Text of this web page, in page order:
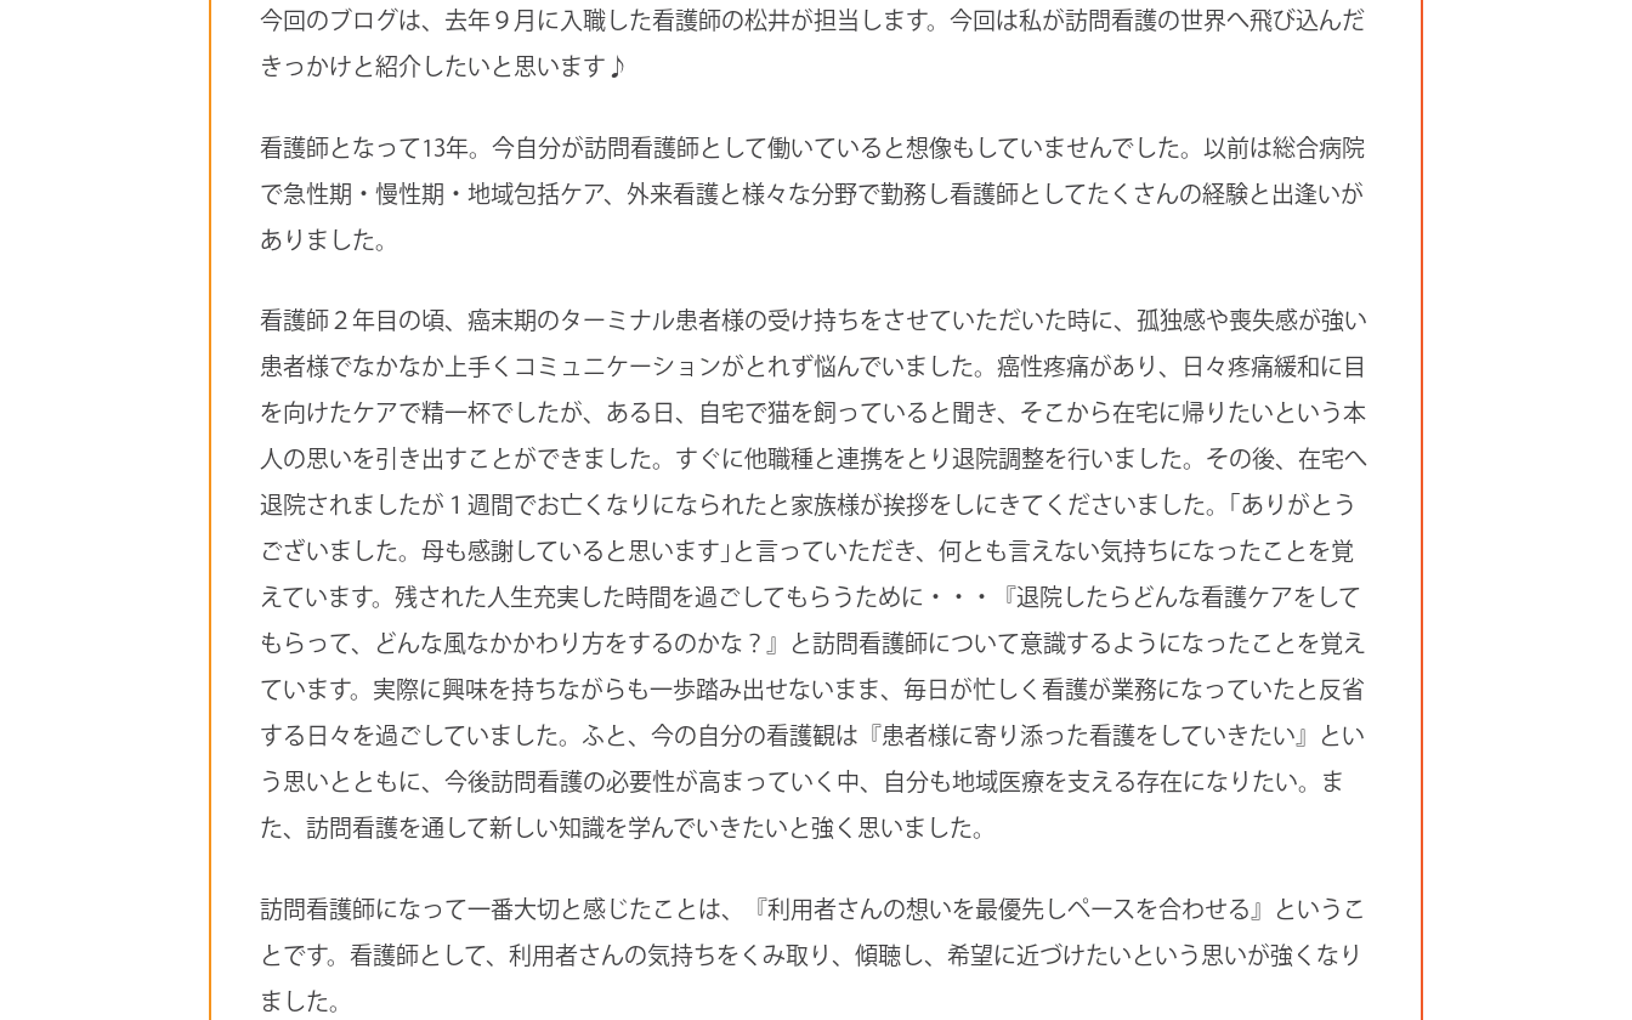
今回のブログは、去年９月に入職した看護師の松井が担当します。今回は私が訪問看護の世界へ飛び込んだ
きっかけと紹介したいと思います♪
看護師となって13年。今自分が訪問看護師として働いていると想像もしていませんでした。以前は総合病院
で急性期・慢性期・地域包括ケア、外来看護と様々な分野で勤務し看護師としてたくさんの経験と出逢いが
ありました。
看護師２年目の頃、癌末期のターミナル患者様の受け持ちをさせていただいた時に、孤独感や喪失感が強い
患者様でなかなか上手くコミュニケーションがとれず悩んでいました。癌性疼痛があり、日々疼痛緩和に目
を向けたケアで精一杯でしたが、ある日、自宅で猫を飼っていると聞き、そこから在宅に帰りたいという本
人の思いを引き出すことができました。すぐに他職種と連携をとり退院調整を行いました。その後、在宅へ
退院されましたが１週間でお亡くなりになられたと家族様が挨拶をしにきてくださいました。｢ありがとう
ございました。母も感謝していると思います｣と言っていただき、何とも言えない気持ちになったことを覚
えています。残された人生充実した時間を過ごしてもらうために・・・『退院したらどんな看護ケアをして
もらって、どんな風なかかわり方をするのかな？』と訪問看護師について意識するようになったことを覚え
ています。実際に興味を持ちながらも一歩踏み出せないまま、毎日が忙しく看護が業務になっていたと反省
する日々を過ごしていました。ふと、今の自分の看護観は『患者様に寄り添った看護をしていきたい』とい
う思いとともに、今後訪問看護の必要性が高まっていく中、自分も地域医療を支える存在になりたい。ま
た、訪問看護を通して新しい知識を学んでいきたいと強く思いました。
訪問看護師になって一番大切と感じたことは、『利用者さんの想いを最優先しペースを合わせる』というこ
とです。看護師として、利用者さんの気持ちをくみ取り、傾聴し、希望に近づけたいという思いが強くなり
ました。